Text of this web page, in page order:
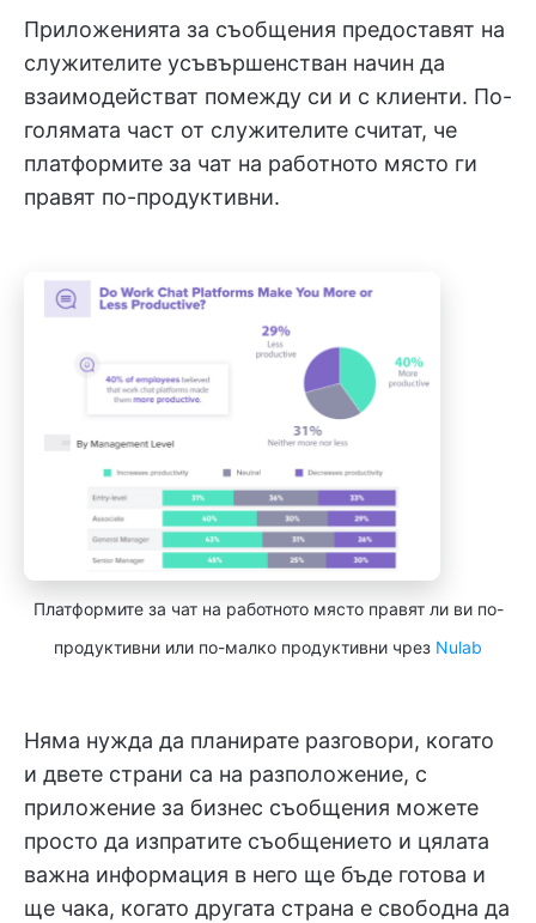
Приложенията за съобщения предоставят на
служителите усъвършенстван начин да
взаимодействат помежду си и с клиенти. По-
голямата част от служителите считат, че
платформите за чат на работното място ги
правят по-продуктивни.
Платформите за чат на работното място правят ли ви по-
продуктивни или по-малко продуктивни чрез Nulab
Няма нужда да планирате разговори, когато
и двете страни са на разположение, с
приложение за бизнес съобщения можете
просто да изпратите съобщението и цялата
важна информация в него ще бъде готова и
ще чака, когато другата страна е свободна да